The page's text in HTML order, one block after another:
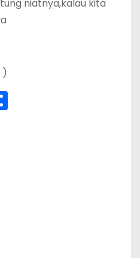
niatnya,kalau kita
)